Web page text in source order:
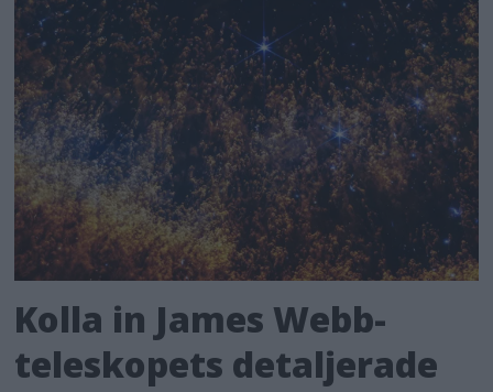
Kolla in James Webb-
teleskopets detaljerade